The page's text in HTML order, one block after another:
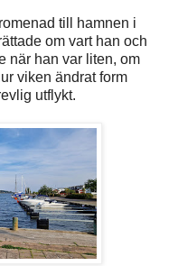
till hamnen i
om vart han och
när han var liten, om
viken ändrat form
utflykt.